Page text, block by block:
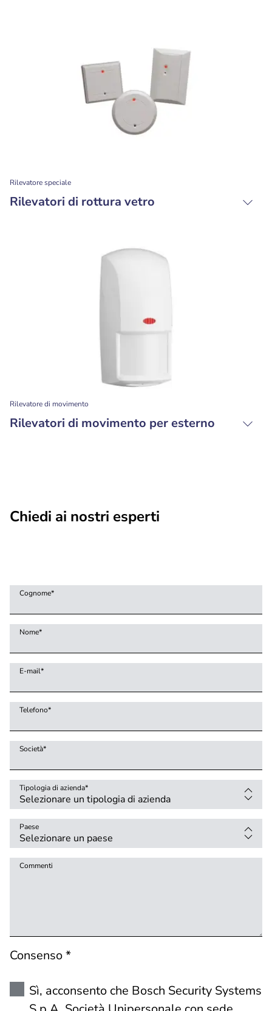
Rilevatore speciale
Rilevatori di rottura vetro
Rilevatore di movimento
Rilevatori di movimento per esterno
Chiedi ai nostri esperti
Cognome*
Nome*
E-mail*
Telefono*
Società*
Tipologia di azienda*
Paese
Commenti
Consenso *
Sì, acconsento che Bosch Security Systems